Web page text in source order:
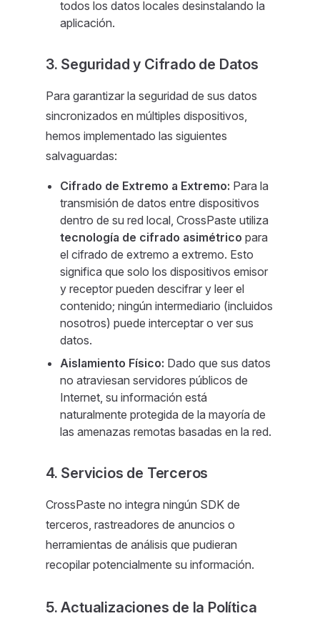
todos los datos locales desinstalando la
aplicación.
3. Seguridad y Cifrado de Datos
Para garantizar la seguridad de sus datos
sincronizados en múltiples dispositivos,
hemos implementado las siguientes
salvaguardas:
Cifrado de Extremo a Extremo: Para la
transmisión de datos entre dispositivos
dentro de su red local, CrossPaste utiliza
tecnología de cifrado asimétrico para
el cifrado de extremo a extremo. Esto
significa que solo los dispositivos emisor
y receptor pueden descifrar y leer el
contenido; ningún intermediario (incluidos
nosotros) puede interceptar o ver sus
datos.
Aislamiento Físico: Dado que sus datos
no atraviesan servidores públicos de
Internet, su información está
naturalmente protegida de la mayoría de
las amenazas remotas basadas en la red.
4. Servicios de Terceros
CrossPaste no integra ningún SDK de
terceros, rastreadores de anuncios o
herramientas de análisis que pudieran
recopilar potencialmente su información.
5. Actualizaciones de la Política